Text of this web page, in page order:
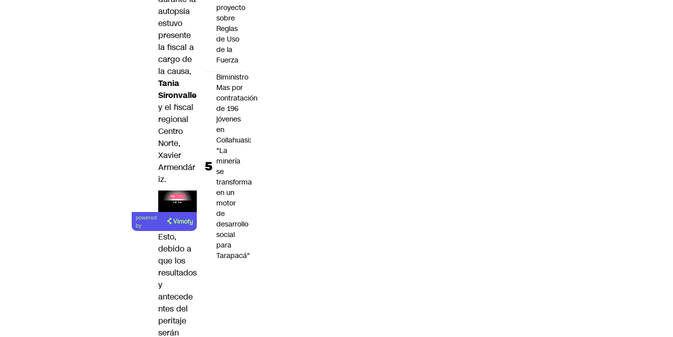
autopsia
estuvo
presente
la fiscal a
cargo de
la causa,
Tania
Sironvalle
y el fiscal
regional
Centro
Norte,
Xavier
Armendár
iz.
Lea el
artículo
powered
by
Esto,
debido a
que los
resultados
y
antecede
ntes del
peritaje
serán
proyecto
sobre
Reglas
de Uso
de la
Fuerza
Biministro
Mas por
contratación
de 196
jóvenes
en
Collahuasi:
"La
minería
se
transforma
en un
motor
de
desarrollo
social
para
Tarapacá"